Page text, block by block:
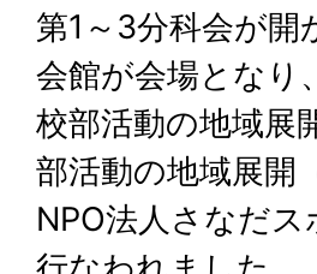
第1～3分科会が開
会館が会場となり
校部活動の地域展
部活動の地域展開
NPO法人さなだ